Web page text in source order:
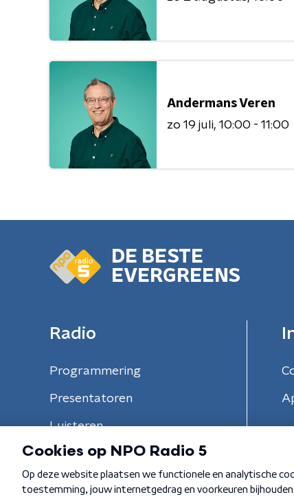
Andermans Veren
zo 19 juli 10:00 - 11:00
DE BESTE
EVERGREENS
Radio
Programmering
Presentatoren
Luisteren